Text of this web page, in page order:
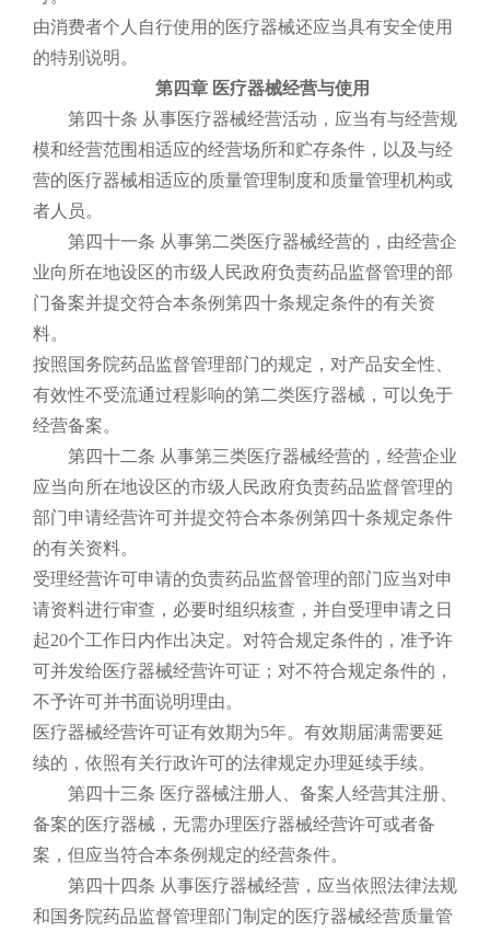
由消费者个人自行使用的医疗器械还应当具有安全使用
的特别说明。
第四章 医疗器械经营与使用
第四十条 从事医疗器械经营活动，应当有与经营规
模和经营范围相适应的经营场所和贮存条件，以及与经
营的医疗器械相适应的质量管理制度和质量管理机构或
者人员。
第四十一条 从事第二类医疗器械经营的，由经营企
业向所在地设区的市级人民政府负责药品监督管理的部
门备案并提交符合本条例第四十条规定条件的有关资
料。
按照国务院药品监督管理部门的规定，对产品安全性、
有效性不受流通过程影响的第二类医疗器械，可以免于
经营备案。
第四十二条 从事第三类医疗器械经营的，经营企业
应当向所在地设区的市级人民政府负责药品监督管理的
部门申请经营许可并提交符合本条例第四十条规定条件
的有关资料。
受理经营许可申请的负责药品监督管理的部门应当对申
请资料进行审查，必要时组织核查，并自受理申请之日
起20个工作日内作出决定。对符合规定条件的，准予许
可并发给医疗器械经营许可证；对不符合规定条件的，
不予许可并书面说明理由。
医疗器械经营许可证有效期为5年。有效期届满需要延
续的，依照有关行政许可的法律规定办理延续手续。
第四十三条 医疗器械注册人、备案人经营其注册、
备案的医疗器械，无需办理医疗器械经营许可或者备
案，但应当符合本条例规定的经营条件。
第四十四条 从事医疗器械经营，应当依照法律法规
和国务院药品监督管理部门制定的医疗器械经营质量管